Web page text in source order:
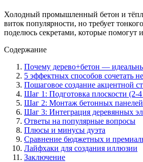
Холодный промышленный бетон и
виток популярности, но требует
поделюсь секретами, которые помогут
Содержание
Почему дерево+бетон —
5 эффектных способов сочетать
Пошаговое создание акцентной
Шаг 1: Подготовка плоскости (2-
Шаг 2: Монтаж бетонных панелей
Шаг 3: Интеграция деревянных
Ответы на популярные вопросы
Плюсы и минусы дуэта
Сравнение бюджетных и
Лайфхаки для создания иллюзии
Заключение